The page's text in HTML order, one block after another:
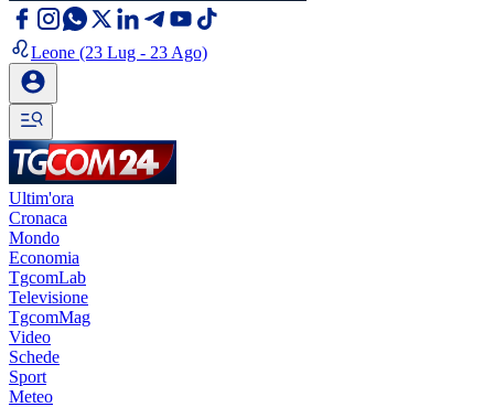
Leone (23 Lug - 23 Ago)
Ultim'ora
Cronaca
Mondo
Economia
TgcomLab
Televisione
TgcomMag
Video
Schede
Sport
Meteo